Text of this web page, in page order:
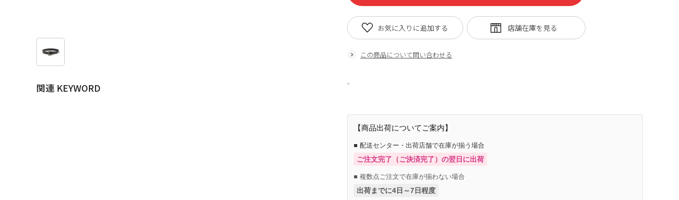
関連 KEYWORD
この商品について問い合わせる
お気に入りに追加する
-
【商品出荷についてご案内】
■ 配送センター・出荷店舗で在庫が揃う場合
ご注文完了（ご決済完了）の翌日に出荷
■ 複数点ご注文で在庫が揃わない場合
出荷までに4日～7日程度